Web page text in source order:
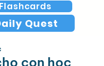
Flashcards
Quest
con học